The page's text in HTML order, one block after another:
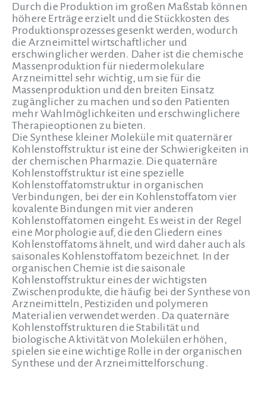
Durch die Produktion im großen Maßstab können
höhere Erträge erzielt und die Stückkosten des
Produktionsprozesses gesenkt werden, wodurch
die Arzneimittel wirtschaftlicher und
erschwinglicher werden. Daher ist die chemische
Massenproduktion für niedermolekulare
Arzneimittel sehr wichtig, um sie für die
Massenproduktion und den breiten Einsatz
zugänglicher zu machen und so den Patienten
mehr Wahlmöglichkeiten und erschwinglichere
Therapieoptionen zu bieten.
Die Synthese kleiner Moleküle mit quaternärer
Kohlenstoffstruktur ist eine der Schwierigkeiten in
der chemischen Pharmazie. Die quaternäre
Kohlenstoffstruktur ist eine spezielle
Kohlenstoffatomstruktur in organischen
Verbindungen, bei der ein Kohlenstoffatom vier
kovalente Bindungen mit vier anderen
Kohlenstoffatomen eingeht. Es weist in der Regel
eine Morphologie auf, die den Gliedern eines
Kohlenstoffatoms ähnelt, und wird daher auch als
saisonales Kohlenstoffatom bezeichnet. In der
organischen Chemie ist die saisonale
Kohlenstoffstruktur eines der wichtigsten
Zwischenprodukte, die häufig bei der Synthese von
Arzneimitteln, Pestiziden und polymeren
Materialien verwendet werden. Da quaternäre
Kohlenstoffstrukturen die Stabilität und
biologische Aktivität von Molekülen erhöhen,
spielen sie eine wichtige Rolle in der organischen
Synthese und der Arzneimittelforschung.